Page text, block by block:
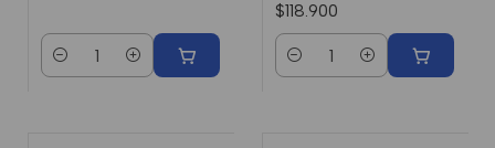
Cantidad
$118.900
Cantidad